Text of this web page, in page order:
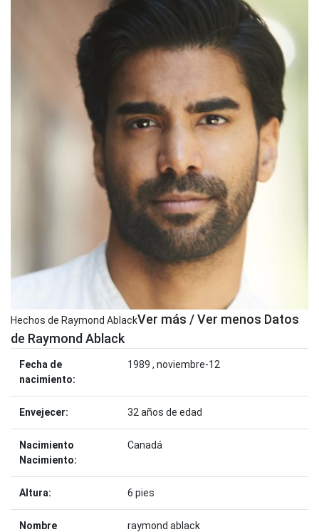
Hechos de Raymond AblackVer más / Ver menos Datos
de Raymond Ablack
Fecha de
nacimiento:
1989 , noviembre-12
Envejecer: 32 años de edad
Nacimiento
Nacimiento:
Canadá
Altura: 6 pies
Nombre raymond ablack